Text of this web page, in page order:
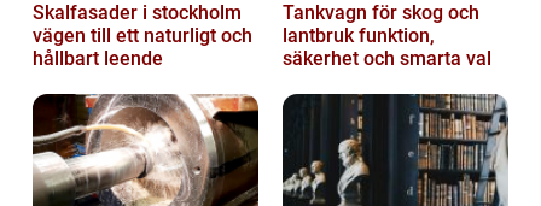
Skalfasader i stockholm
vägen till ett naturligt och
hållbart leende
Tankvagn för skog och
lantbruk funktion,
säkerhet och smarta val